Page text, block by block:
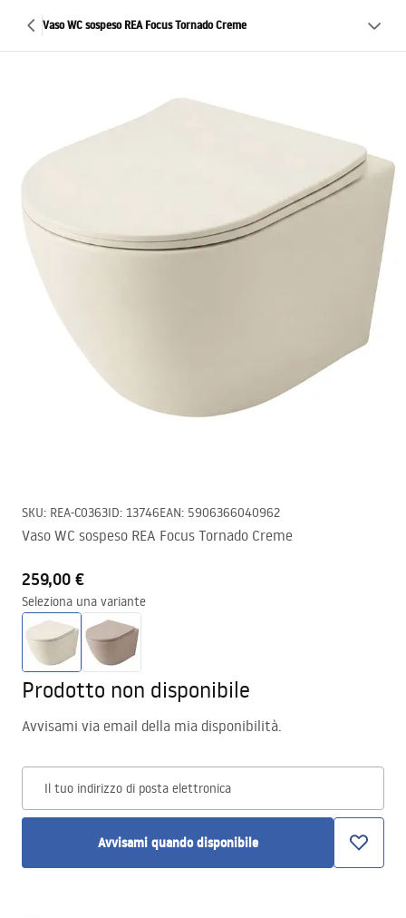
Vaso WC sospeso REA Focus Tornado Creme
SKU: REA-C0363ID: 13746EAN: 5906366040962
Vaso WC sospeso REA Focus Tornado Creme
259,00 €
Seleziona una variante
Prodotto non disponibile
Avvisami via email della mia disponibilità.
Il tuo indirizzo di posta elettronica
Avvisami quando disponibile